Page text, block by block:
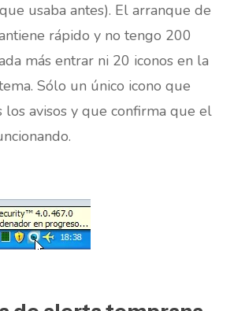
usaba antes). El arranque de
rápido y no tengo 200
más entrar ni 20 iconos en la
Sólo un único icono que
los avisos y que confirma que el